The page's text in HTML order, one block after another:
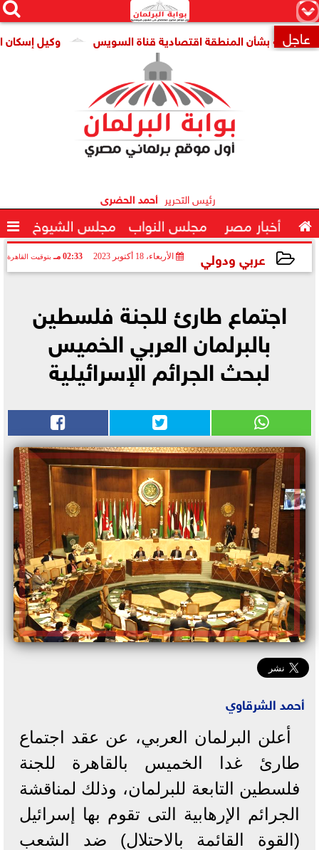
×


 عاجل وكيل إسكان بشأن المنطقة اقتصادية قناة السويس
رئيس التحرير أحمد الحضرى
 أخبار مصر مجلس النواب مجلس الشيوخ 
عربي ودولي الأربعاء، 18 أكتوبر 2023 02:33 مـ بتوقيت القاهرة
اجتماع طارئ للجنة فلسطين
بالبرلمان العربي الخميس
لبحث الجرائم الإسرائيلية
أحمد الشرقاوي
أعلن البرلمان العربي، عن عقد اجتماع
طارئ غدا الخميس بالقاهرة للجنة
فلسطين التابعة للبرلمان، وذلك لمناقشة
الجرائم الإرهابية التى تقوم بها إسرائيل
(القوة القائمة بالاحتلال) ضد الشعب